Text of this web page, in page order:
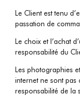
Le Client est tenu
passation de
Le choix et l’achat
responsabilité du
Les photographies
internet ne sont pas
responsabilité de la